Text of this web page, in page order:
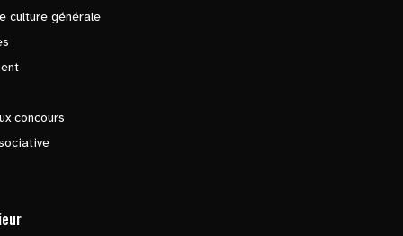
culture générale
concours